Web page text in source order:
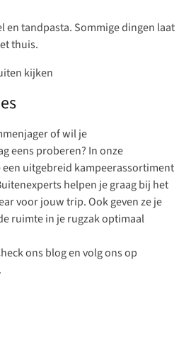
en tandpasta. Sommige dingen laat
thuis.
of wil je
eens proberen? In onze
een uitgebreid kampeerassortiment
helpen je graag bij het
voor jouw trip. Ook geven ze je
ruimte in je rugzak optimaal
ons blogen volg ons op
.